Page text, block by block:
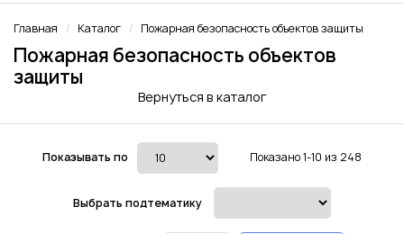
Главная Каталог Пожарная безопасность объектов защиты
Пожарная безопасность объектов
защиты
Вернуться в каталог
Показывать по Показано 1-10 из 248
Выбрать подтематику